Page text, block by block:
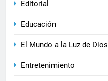
Editorial
Educación
El Mundo a la Luz de Dios
Entretenimiento